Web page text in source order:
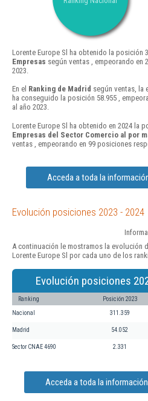
Lorente Europe Sl ha obtenido la posición
Empresas según ventas , empeorando en
2023.
En el Ranking de Madrid según ventas, la
ha conseguido la posición 58.955 ,
al año 2023.
Lorente Europe Sl ha obtenido en 2024 la
Empresas del Sector Comercio al por
ventas , empeorando en 99 posiciones
Acceda a toda la
Evolución posiciones 2023 - 2024
A continuación le mostramos la evolución
Lorente Europe Sl por cada uno de los
Evolución posiciones
Ranking Posición 2023
Nacional 311.359
Madrid 54.052
Sector CNAE 4690 2.331
Acceda a toda la